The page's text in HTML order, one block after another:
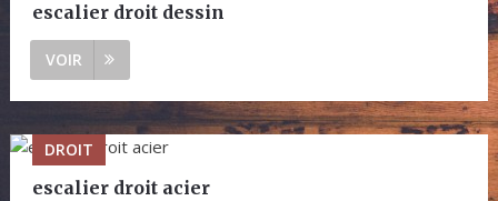
escalier droit dessin
VOIR
DROIT
escalier droit acier